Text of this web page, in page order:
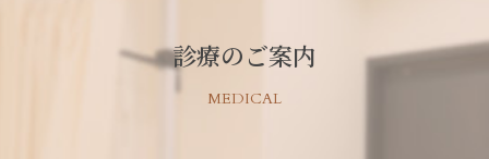
診療のご案内
MEDICAL